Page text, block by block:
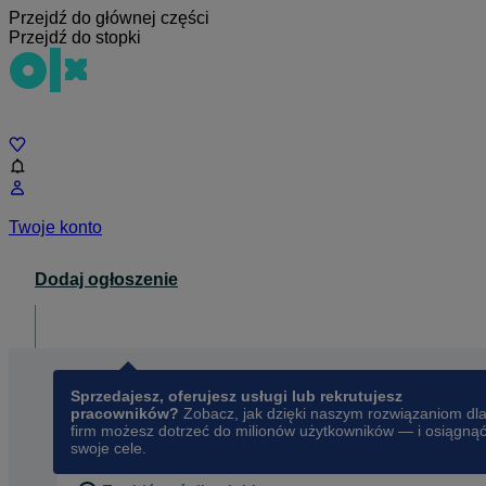
Przejdź do głównej części
Przejdź do stopki
Twoje konto
Dodaj ogłoszenie
Sprzedajesz, oferujesz usługi lub rekrutujesz
pracowników? Zobacz, jak dzięki naszym rozwiązaniom dla
firm możesz dotrzeć do milionów użytkowników — i osiągnąć
swoje cele.